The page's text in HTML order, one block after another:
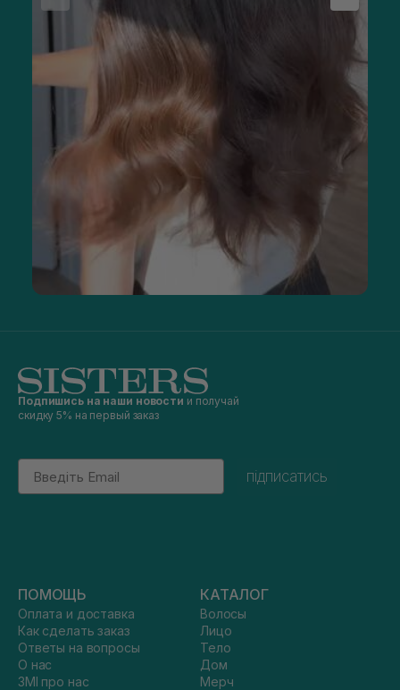
Подпишись на наши новости и получай
скидку 5% на первый заказ
Email
підписатись
ПОМОЩЬ
Оплата и доставка
Как сделать заказ
Ответы на вопросы
О нас
ЗМІ про нас
КАТАЛОГ
Волосы
Лицо
Тело
Дом
Мерч